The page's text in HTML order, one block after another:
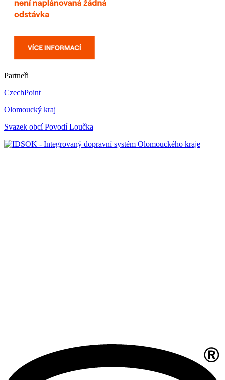
Partneři
CzechPoint
Olomoucký kraj
Svazek obcí Povodí Loučka